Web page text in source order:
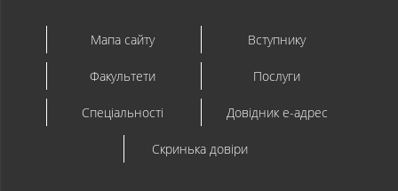
Мапа сайту Вступнику
Факультети Послуги
Спеціальності Довідник e-адрес
Скринька довіри